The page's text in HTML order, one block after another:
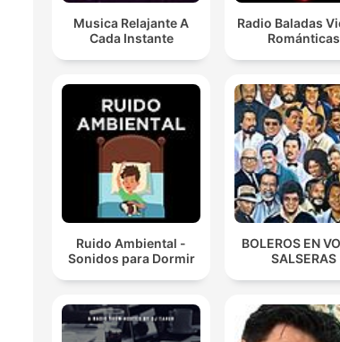
Musica Relajante A
Cada Instante
Radio Baladas
Románticas
Ruido Ambiental -
Sonidos para Dormir
BOLEROS EN
SALSERAS